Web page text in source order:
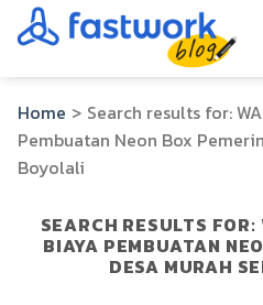
Skip
to
Home > Search results for:
Pembuatan Neon Box
Boyolali
SEARCH RESULTS FOR:
BIAYA PEMBUATAN
DESA MURAH